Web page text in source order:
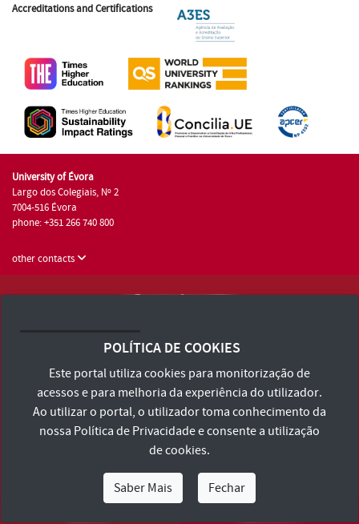
Accreditations and Certifications
University of Évora
Largo dos Colegiais, Nº 2
7004-516 Évora
phone: +351 266 740 800
other contacts
Terms and Conditions and Privacy Policy
Accessibility Statement
POLÍTICA DE COOKIES
Este portal utiliza cookies para monitorização de
acessos e para melhoria da experiência do utilizador.
Ao utilizar o portal, o utilizador toma conhecimento da
nossa Política de Privacidadee consente a utilização
de cookies.
Saber Mais Fechar